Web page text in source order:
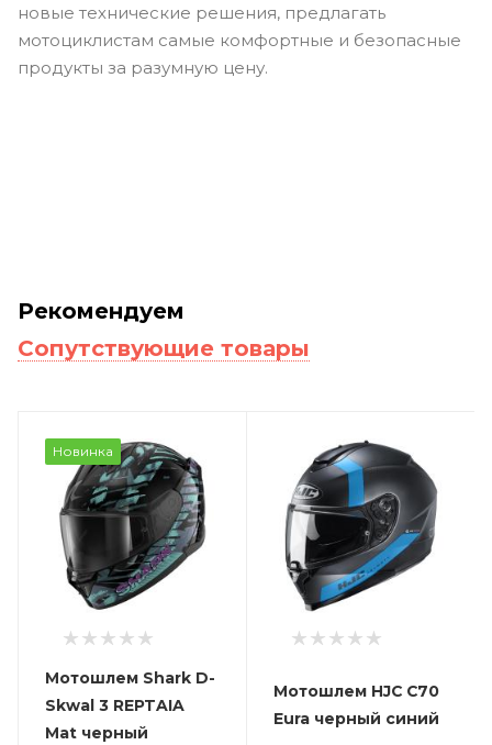
новые технические решения, предлагать
мотоциклистам самые комфортные и безопасные
продукты за разумную цену.
Рекомендуем
Сопутствующие товары
Новинка
Мотошлем Shark D-
Skwal 3 REPTAIA
Mat черный
Мотошлем HJC C70
Eura черный синий